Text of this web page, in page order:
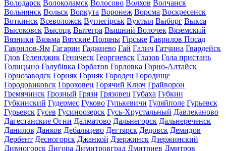
Володарск Волоколамск Волосово Волхов Волчанск
Вольнянск Вольск Воркута Воронеж Ворсма Воскресенск
Воткинск Всеволожск Вуглегірськ Вуктыл Выборг Выкса
Высоковск Высоцк Вытегра Вышний Волочек Вяземский
Вязники Вязьма Вятские Поляны Гірське Гаврилов Посад
Гаврилов-Ям Гагарин Гаджиево Гай Галич Гатчина Гвардейск
Гдов Геленджик Геническ Георгиевск Глазов Гола пристань
Голицыно Голубівка Горбатов Горловка Горно-Алтайск
Горнозаводск Горняк Горняк Городец Городище
Городовиковск Гороховец Горячий Ключ Грайворон
Гремячинск Грозный Грязи Грязовец Губаха Губкин
Губкинский Гудермес Гуково Гулькевичи Гуляйполе Гурьевск
Гурьевск Гусев Гусиноозерск Гусь-Хрустальный Давлеканово
Дагестанские Огни Далматово Дальнегорск Дальнереченск
Данилов Данков Дебальцево Дегтярск Дедовск Демидов
Дербент Десногорск Джанкой Дзержинск Дзержинский
Дивногорск Дигора Димитровград Дмитриев Дмитров